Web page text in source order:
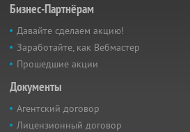
Бизнес-Партнёрам
Давайте сделаем акцию!
Заработайте, как Вебмастер
Прошедшие акции
Документы
Агентский договор
Лицензионный договор